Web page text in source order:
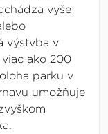
vyše
výstvba v
ako 200
parku v
umožňuje